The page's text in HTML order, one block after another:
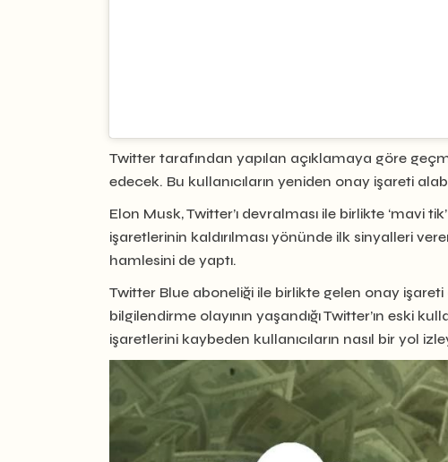
Twitter tarafından yapılan açıklamaya göre
edecek. Bu kullanıcıların yeniden onay işareti
Elon Musk, Twitter’ı devralması ile birlikte ‘mavi
işaretlerinin kaldırılması yönünde ilk sinyalleri
hamlesini de yaptı.
Twitter Blue aboneliği ile birlikte gelen onay işareti
bilgilendirme olayının yaşandığı Twitter’ın eski
işaretlerini kaybeden kullanıcıların nasıl bir yol